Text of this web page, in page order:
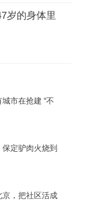
岁的身体里
市在抢建 “不
定驴肉火烧到
，把社区活成